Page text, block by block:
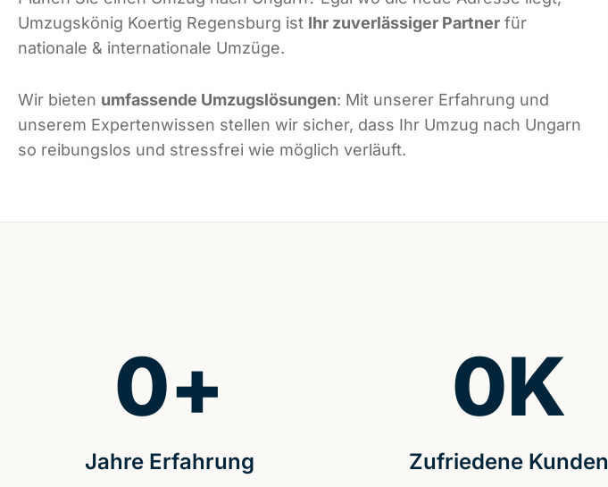
Umzugskönig Koertig Regensburg ist Ihr zuverlässiger Partner für
nationale & internationale Umzüge.
Wir bieten umfassende Umzugslösungen: Mit unserer Erfahrung und
unserem Expertenwissen stellen wir sicher, dass Ihr Umzug nach Ungarn
so reibungslos und stressfrei wie möglich verläuft.
Jahre Erfahrung
0+
Zufriedene Kunden
0K